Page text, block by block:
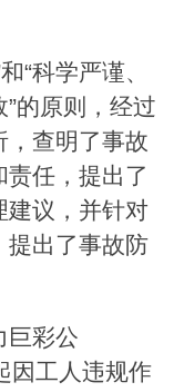
“科学严谨、
的原则，经过
，查明了事故
任，提出了
建议，并针对
提出了事故防
巨彩公
因工人违规作